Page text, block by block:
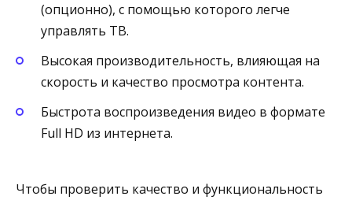
(опционно), с помощью которого легче
управлять ТВ.
Высокая производительность, влияющая на
скорость и качество просмотра контента.
Быстрота воспроизведения видео в формате
Full HD из интернета.
Чтобы проверить качество и функциональность